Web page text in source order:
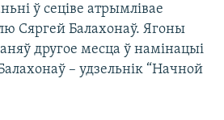
ў сеціве атрымлівае
Сяргей Балахонаў. Ягоны
другое месца ў намінацыі
– удзельнік “Начной